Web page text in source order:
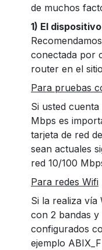
de muchos
1) El
conectada por
router en el
Para pruebas
Si usted
Mbps es
tarjeta de red
sean actuales
red 10/100
Para redes Wifi
Si la realiza
con 2 bandas
configurados
ejemplo